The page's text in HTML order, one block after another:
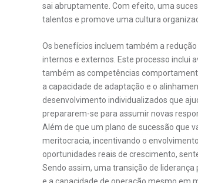
sai abruptamente. Com efeito, uma
talentos e promove uma cultura
Os benefícios incluem também a
internos e externos. Este processo inclui
também as competências
a capacidade de adaptação e o
desenvolvimento individualizados que
prepararem-se para assumir novas
Além de que um plano de sucessão que
meritocracia, incentivando o
oportunidades reais de crescimento,
Sendo assim, uma transição de